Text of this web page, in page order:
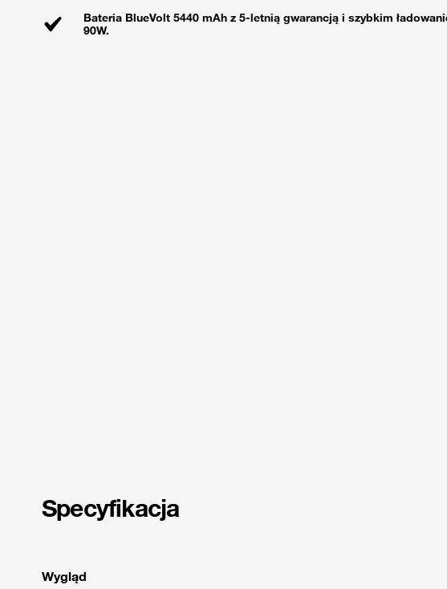
Bateria BlueVolt 5440 mAh z 5-letnią gwarancją i szybkim
90W.
Specyfikacja
Wygląd